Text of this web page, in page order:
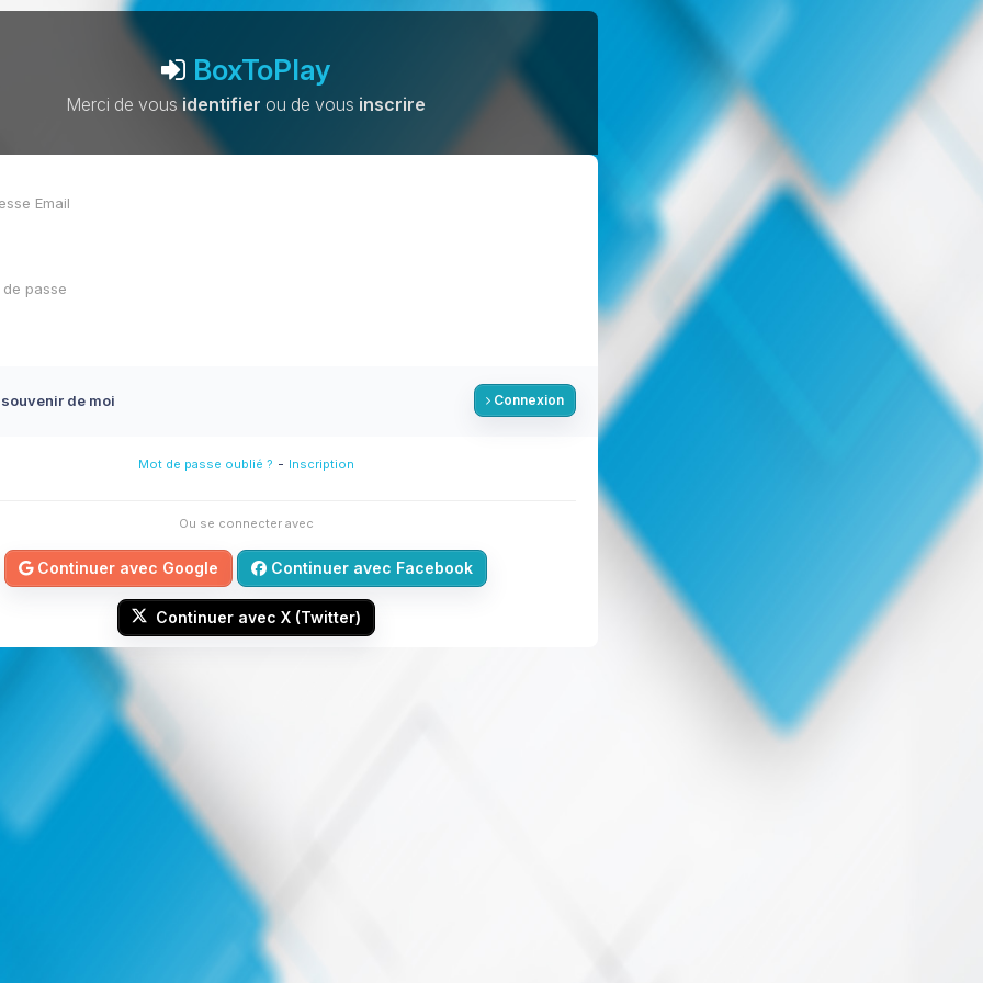
BoxToPlay
Merci de vousidentifier ou de vous inscrire
de moi Connexion
Mot de passe oublié ? - Inscription
Ou se connecter avec
Continuer avec Google Continuer avec Facebook
Continuer avec X (Twitter)